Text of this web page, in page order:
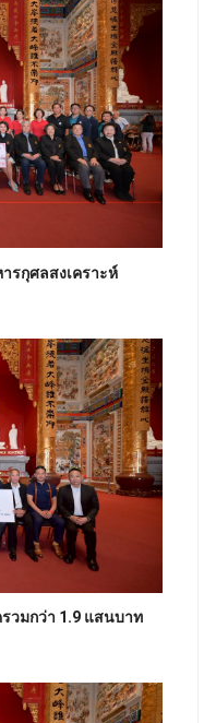
รกุศลสงเคราะห์
วมกว่า 1.9 แสนบาท